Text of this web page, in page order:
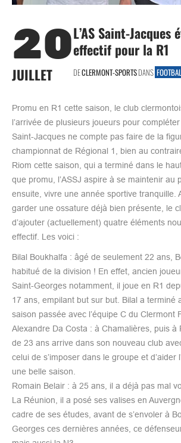
20
JUILLET
L’AS Saint-Jacques
effectif pour la R1
DECLERMONT-SPORTSDANS
Promu en R1 cette saison, le club
l’arrivée de plusieurs joueurs pour compléter
Saint-Jacques ne compte pas faire de la
championnat de Régional 1, bien au
Riom cette saison, qui a terminé dans le
que promu, l’ASSJ aspire à se maintenir au
ensuite, vivre une année sportive tranquille.
garder une ossature déjà bien présente, le
d’ajouter (actuellement) quatre éléments
effectif. Les voici :
Bilal Boukhalfa : âgé de seulement 22 ans,
habitué de la division ! En effet, ancien
Saint-Georges notamment, il joue en R1
17 ans, empilant but sur but. Bilal a terminé
saison passée avec l’équipe C du Clermont
Alexandre Da Costa : à Chamalières, puis à
de 23 ans arrive dans son nouveau club
celui de s’imposer dans le groupe et d’aider
une belle saison.
Romain Belair : à 25 ans, il a déjà pas mal
La Réunion, il a posé ses valises en
cadre de ses études, avant de s’envoler à
Georges ces dernières années, ce